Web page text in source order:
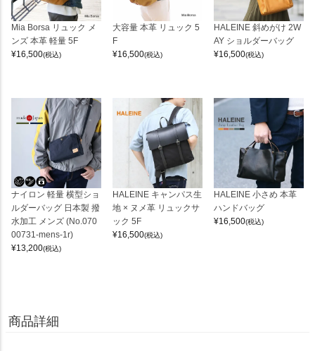
Mia Borsa リュック メ
ンズ 本革 軽量 5F
¥16,500(税込)
大容量 本革 リュック 5
F
¥16,500(税込)
HALEINE 斜めがけ 2W
AY ショルダーバッグ
¥16,500(税込)
ナイロン 軽量 横型ショ
ルダーバッグ 日本製 撥
水加工 メンズ (No.070
00731-mens-1r)
¥13,200(税込)
HALEINE キャンパス生
地 × ヌメ革 リュックサ
ック 5F
¥16,500(税込)
HALEINE 小さめ 本革
ハンドバッグ
¥16,500(税込)
商品詳細